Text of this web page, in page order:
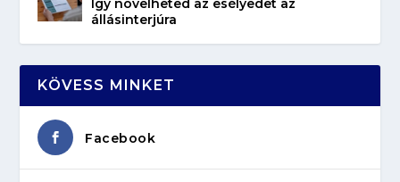
állásinterjúra
KÖVESS MINKET
Facebook